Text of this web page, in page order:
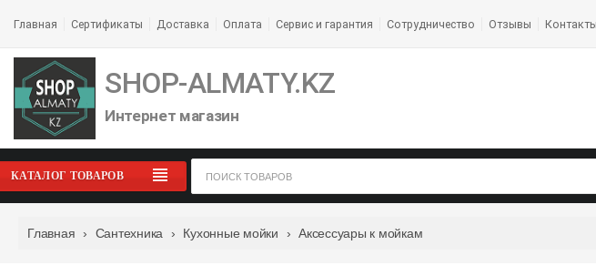
Главная Сертификаты Доставка Оплата Сервис и гарантия Сотрудничество Отзывы Контакты
SHOP-ALMATY.KZ
Интернет магазин
КАТАЛОГ ТОВАРОВ
Главная › Сантехника › Кухонные мойки › Аксессуары к мойкам